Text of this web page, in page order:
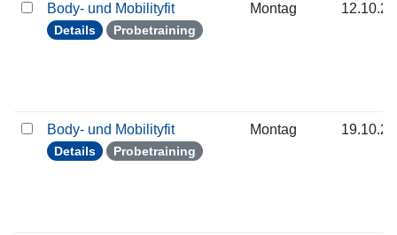
Body- und Mobilityfit
Details Probetraining
Montag
Body- und Mobilityfit
Details Probetraining
Montag